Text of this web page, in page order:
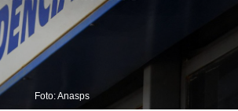
Foto: Anasps